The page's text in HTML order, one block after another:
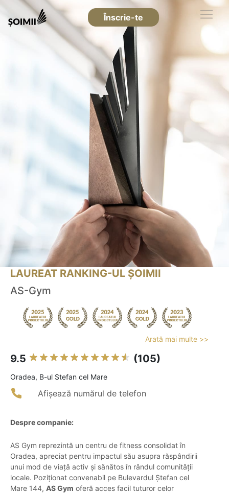
Înscrie-te
LAUREAT RANKING-UL ȘOIMII
AS-Gym
Arată mai multe >>
9.5 (105)
Oradea, B-ul Stefan cel Mare
Afișează numărul de telefon
Despre companie:
AS Gym reprezintă un centru de fitness consolidat în
Oradea, apreciat pentru impactul său asupra răspândirii
unui mod de viață activ și sănătos în rândul comunității
locale. Poziționat convenabil pe Bulevardul Ștefan cel
Mare 144, AS Gym oferă acces facil tuturor celor